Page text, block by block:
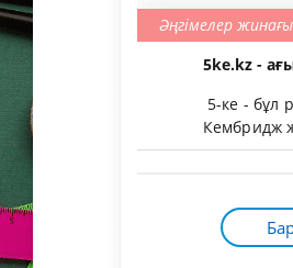
Әңгімелер жинағы
5ke.kz -
5-ке - бұл
Кембридж